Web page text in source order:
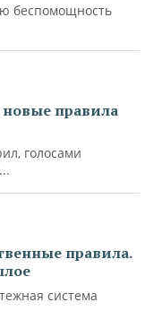
беспомощность
правила
голосами
правила.
система